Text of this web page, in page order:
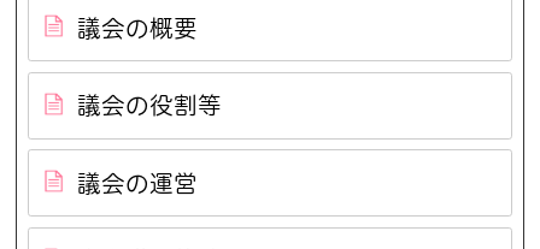
議会の概要
議会の役割等
議会の運営